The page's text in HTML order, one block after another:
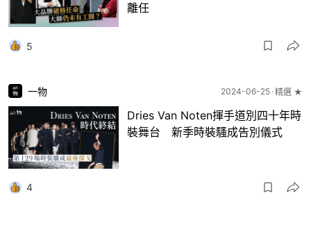
離任
5
一物 2024-06-25 精選 ★
Dries Van Noten揮手道別四十年時
裝舞台 新季時裝騷成告別儀式
4